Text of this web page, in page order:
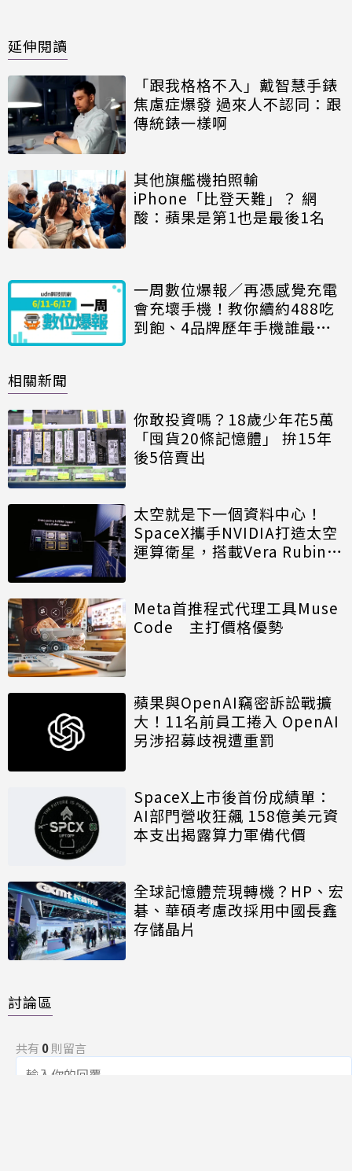
延伸閱讀
「跟我格格不入」戴智慧手錶
焦慮症爆發 過來人不認同：跟
傳統錶一樣啊
其他旗艦機拍照輸
iPhone「比登天難」？ 網
酸：蘋果是第1也是最後1名
一周數位爆報／再憑感覺充電
會充壞手機！教你續約488吃
到飽、4品牌歷年手機誰最
相關新聞
你敢投資嗎？18歲少年花5萬
「囤貨20條記憶體」 拚15年
後5倍賣出
太空就是下一個資料中心！
SpaceX攜手NVIDIA打造太空
運算衛星，搭載Vera Rubin運
Meta首推程式代理工具Muse
Code 主打價格優勢
蘋果與OpenAI竊密訴訟戰擴
大！11名前員工捲入 OpenAI
另涉招募歧視遭重罰
SpaceX上市後首份成績單：
AI部門營收狂飆 158億美元資
本支出揭露算力軍備代價
全球記憶體荒現轉機？HP、宏
碁、華碩考慮改採用中國長鑫
存儲晶片
討論區
共有 0則留言